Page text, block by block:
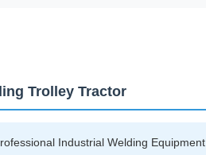
Trolley Tractor
Industrial Welding Equipment